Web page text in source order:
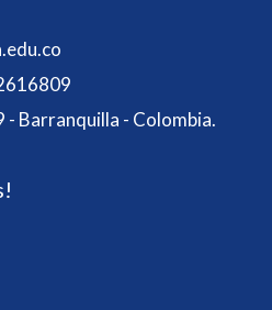
Barranquilla - Colombia.